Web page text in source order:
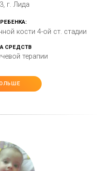
г. Лида
кости 4-ой ст. стадии
СРЕДСТВ
терапии